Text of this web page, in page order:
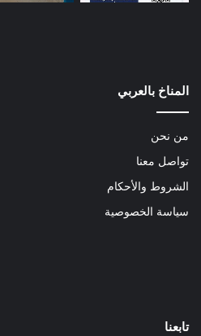
المناخ بالعربي
من نحن
تواصل معنا
الشروط والأحكام
سياسة الخصوصية
تابعنا